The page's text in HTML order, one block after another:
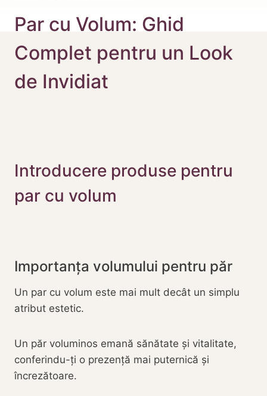
Par cu Volum: Ghid
Complet pentru un Look
de Invidiat
Introducere produse pentru
par cu volum
Importanța volumului pentru păr
Un par cu volum este mai mult decât un simplu
atribut estetic.
Un păr voluminos emană sănătate și vitalitate,
conferindu-ți o prezență mai puternică și
încrezătoare.